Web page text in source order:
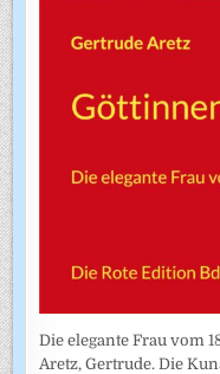
Die elegante Frau vom
Aretz, Gertrude. Die